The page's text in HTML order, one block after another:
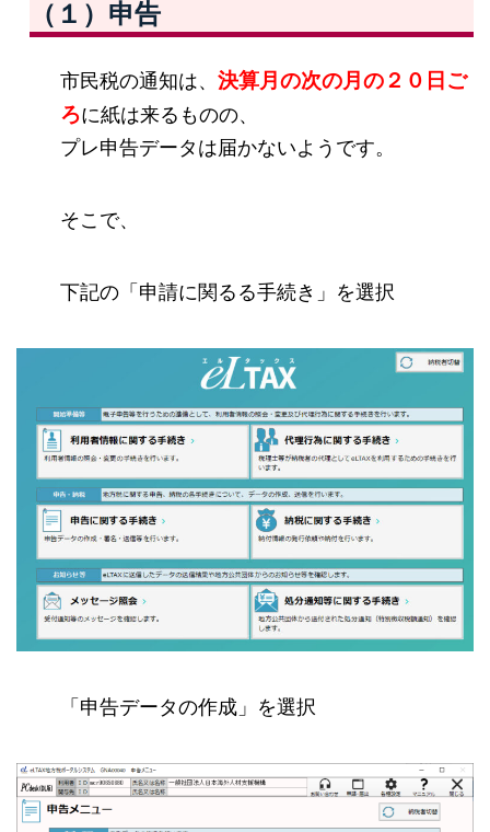
（１）申告
市民税の通知は、 決算月の次の月の２０日ご
ろに紙は来るものの、
プレ申告データは届かないようです。
そこで、
下記の「申請に関るる手続き」を選択
「申告データの作成」を選択